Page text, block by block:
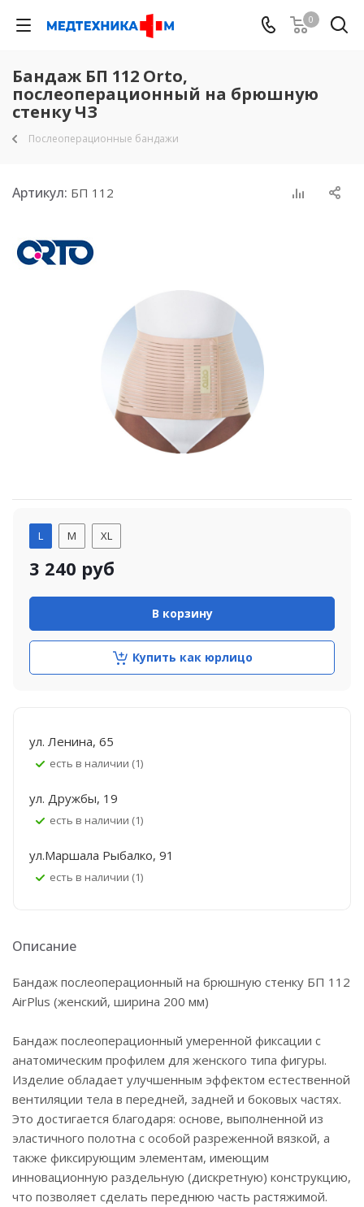
0
Бандаж БП 112 Orto,
послеоперационный на брюшную
стенку ЧЗ
Послеоперационные бандажи
Артикул: БП 112
L M XL
3 240 руб
В корзину
Купить как юрлицо
ул. Ленина, 65
Есть в наличии (1)
ул. Дружбы, 19
Есть в наличии (1)
ул.Маршала Рыбалко, 91
Есть в наличии (1)
Описание
Бандаж послеоперационный на брюшную стенку БП 112
AirPlus (женский, ширина 200 мм)
Бандаж послеоперационный умеренной фиксации с
анатомическим профилем для женского типа фигуры.
Изделие обладает улучшенным эффектом естественной
вентиляции тела в передней, задней и боковых частях.
Это достигается благодаря: основе, выполненной из
эластичного полотна с особой разреженной вязкой, а
также фиксирующим элементам, имеющим
инновационную раздельную (дискретную) конструкцию,
что позволяет сделать переднюю часть растяжимой.